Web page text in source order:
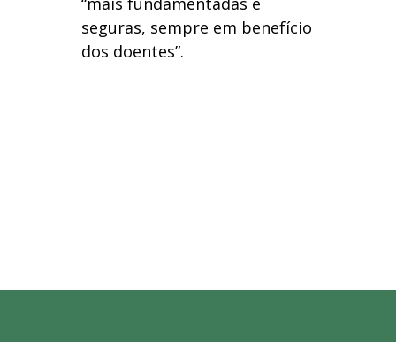
seguras, sempre em benefício
dos doentes”.